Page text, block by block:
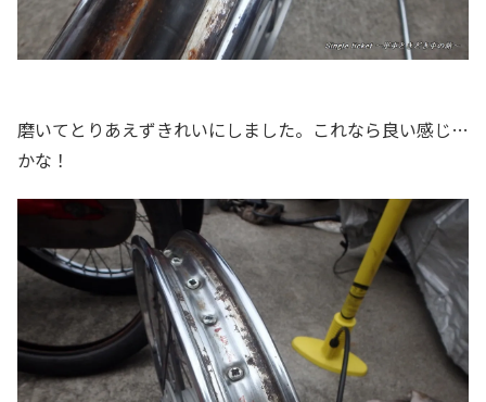
磨いてとりあえずきれいにしました。これなら良い感じ…
かな！